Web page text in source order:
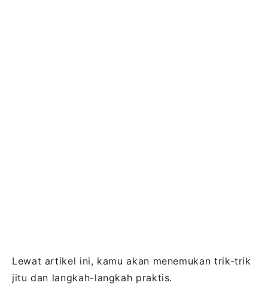
Lewat artikel ini, kamu akan menemukan trik-trik
jitu dan langkah-langkah praktis.